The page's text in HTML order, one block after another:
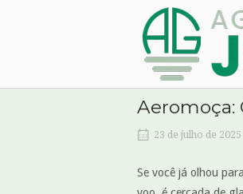
Home
Aeromoça:
23 de julho de 2025
Se você já olhou